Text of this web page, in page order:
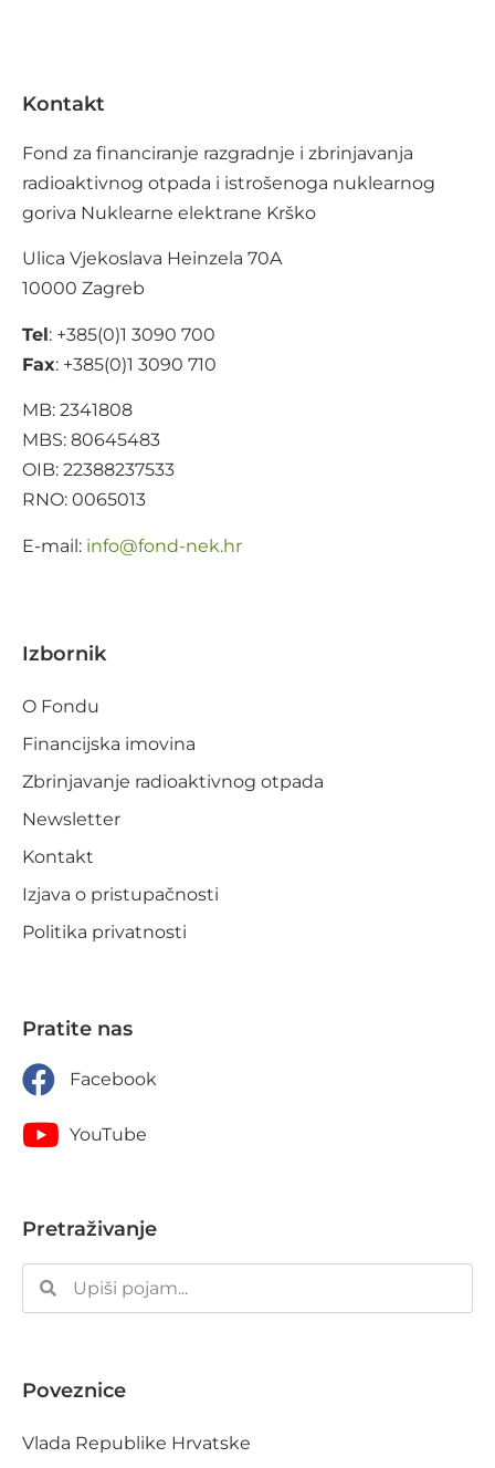
Kontakt
Fond za financiranje razgradnje i zbrinjavanja
radioaktivnog otpada i istrošenoga nuklearnog
goriva Nuklearne elektrane Krško
Ulica Vjekoslava Heinzela 70A
10000 Zagreb
Tel: +385(0)1 3090 700
Fax: +385(0)1 3090 710
MB: 2341808
MBS: 80645483
OIB: 22388237533
RNO: 0065013
E-mail: rh.ken-dnof
@ofni
Izbornik
O Fondu
Financijska imovina
Zbrinjavanje radioaktivnog otpada
Newsletter
Kontakt
Izjava o pristupačnosti
Politika privatnosti
Pratite nas
Facebook
YouTube
Pretraživanje
Poveznice
Vlada Republike Hrvatske